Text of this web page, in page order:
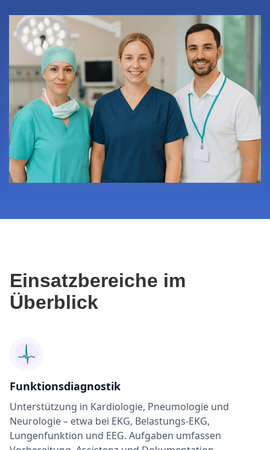
Einsatzbereiche im
Überblick
Funktionsdiagnostik
Unterstützung in Kardiologie, Pneumologie und
Neurologie – etwa bei EKG, Belastungs-EKG,
Lungenfunktion und EEG. Aufgaben umfassen